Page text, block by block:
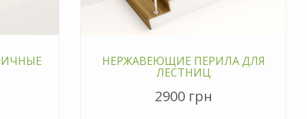
НЕРЖАВЕЮЩИЕ ПЕРИЛА ДЛЯ
ЛЕСТНИЦ
2900 грн